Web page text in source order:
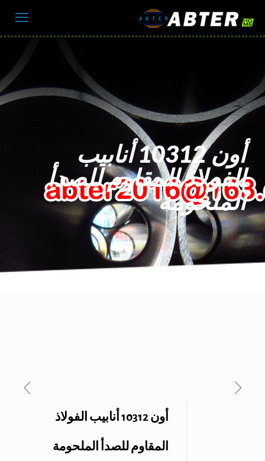
أون 10312 أنابيب
الفولاذ المقاوم للصدأ
الملحومة
أون 10312 أنابيب الفولاذ
المقاوم للصدأ الملحومة